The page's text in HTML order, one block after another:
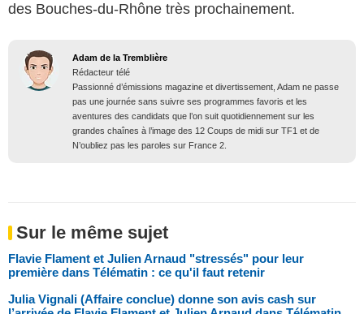
des Bouches-du-Rhône très prochainement.
Adam de la Tremblière
Rédacteur télé
Passionné d’émissions magazine et divertissement, Adam ne passe
pas une journée sans suivre ses programmes favoris et les
aventures des candidats que l’on suit quotidiennement sur les
grandes chaînes à l’image des 12 Coups de midi sur TF1 et de
N’oubliez pas les paroles sur France 2.
Sur le même sujet
Flavie Flament et Julien Arnaud "stressés" pour leur
première dans Télématin : ce qu'il faut retenir
Julia Vignali (Affaire conclue) donne son avis cash sur